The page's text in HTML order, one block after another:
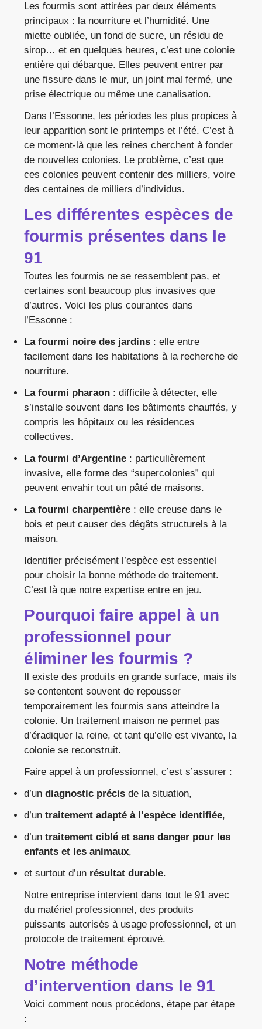
Les fourmis sont attirées par deux éléments
principaux : la nourriture et l’humidité. Une
miette oubliée, un fond de sucre, un résidu de
sirop… et en quelques heures, c’est une colonie
entière qui débarque. Elles peuvent entrer par
une fissure dans le mur, un joint mal fermé, une
prise électrique ou même une canalisation.
Dans l’Essonne, les périodes les plus propices à
leur apparition sont le printemps et l’été. C’est à
ce moment-là que les reines cherchent à fonder
de nouvelles colonies. Le problème, c’est que
ces colonies peuvent contenir des milliers, voire
des centaines de milliers d’individus.
Les différentes espèces de
fourmis présentes dans le
91
Toutes les fourmis ne se ressemblent pas, et
certaines sont beaucoup plus invasives que
d’autres. Voici les plus courantes dans
l’Essonne :
La fourmi noire des jardins : elle entre
facilement dans les habitations à la recherche de
nourriture.
La fourmi pharaon : difficile à détecter, elle
s’installe souvent dans les bâtiments chauffés, y
compris les hôpitaux ou les résidences
collectives.
La fourmi d’Argentine : particulièrement
invasive, elle forme des “supercolonies” qui
peuvent envahir tout un pâté de maisons.
La fourmi charpentière : elle creuse dans le
bois et peut causer des dégâts structurels à la
maison.
Identifier précisément l’espèce est essentiel
pour choisir la bonne méthode de traitement.
C’est là que notre expertise entre en jeu.
Pourquoi faire appel à un
professionnel pour
éliminer les fourmis ?
Il existe des produits en grande surface, mais ils
se contentent souvent de repousser
temporairement les fourmis sans atteindre la
colonie. Un traitement maison ne permet pas
d’éradiquer la reine, et tant qu’elle est vivante, la
colonie se reconstruit.
Faire appel à un professionnel, c’est s’assurer :
d’un diagnostic précis de la situation,
d’un traitement adapté à l’espèce identifiée,
d’un traitement ciblé et sans danger pour les
enfants et les animaux,
et surtout d’un résultat durable.
Notre entreprise intervient dans tout le 91 avec
du matériel professionnel, des produits
puissants autorisés à usage professionnel, et un
protocole de traitement éprouvé.
Notre méthode
d’intervention dans le 91
Voici comment nous procédons, étape par étape
: